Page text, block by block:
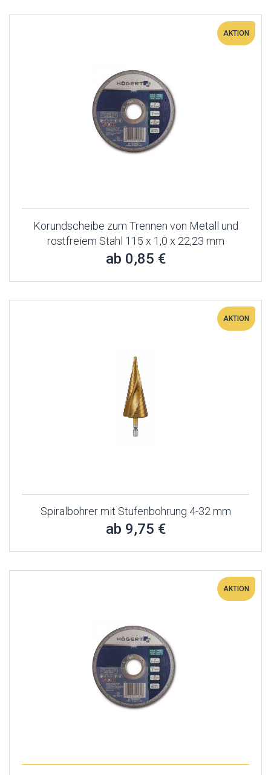
AKTION
Korundscheibe zum Trennen von Metall und
rostfreiem Stahl 115 x 1,0 x 22,23 mm
ab 0,85 €
AKTION
Spiralbohrer mit Stufenbohrung 4-32 mm
ab 9,75 €
AKTION